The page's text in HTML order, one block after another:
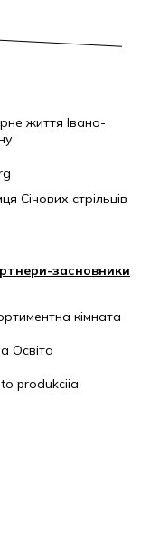
життя Івано-
Січових стрільців
засновники
кімната
Освіта
produkciia